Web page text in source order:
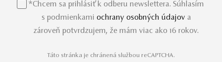
*Chcem sa prihlásiť k odberu newslettera. Súhlasím
s podmienkami ochrany osobných údajov a
zároveň potvrdzujem, že mám viac ako 16 rokov.
Táto stránka je chránená službou reCAPTCHA.